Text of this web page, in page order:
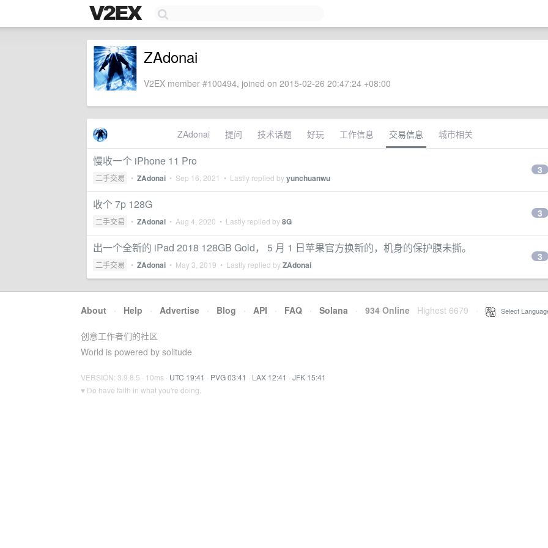
ZAdonai
V2EX member #100494, joined on 2015-02-26 20:47:24 +08:00
ZAdonai 提问 技术话题 好玩 工作信息 交易信息 城市相关
慢收一个 iPhone 11 Pro
二手交易 • ZAdonai • Sep 16, 2021 • Lastly replied byyunchuanwu
3
收个 7p 128G
二手交易 • ZAdonai • Aug 4, 2020 • Lastly replied by8G
3
出一个全新的 iPad 2018 128GB Gold， 5 月 1 日苹果官方换新的，机身的保护膜未撕。
二手交易 • ZAdonai • May 3, 2019 • Lastly replied byZAdonai
3
About · Help · Advertise · Blog · API · FAQ · Solana · 934 Online Highest 6679 Select
创意工作者们的社区
World is powered by solitude
VERSION: 3.9.8.5 · 10ms · UTC 19:41 · PVG 03:41 · LAX 12:41 · JFK 15:41
♥ Do have faith in what you're doing.